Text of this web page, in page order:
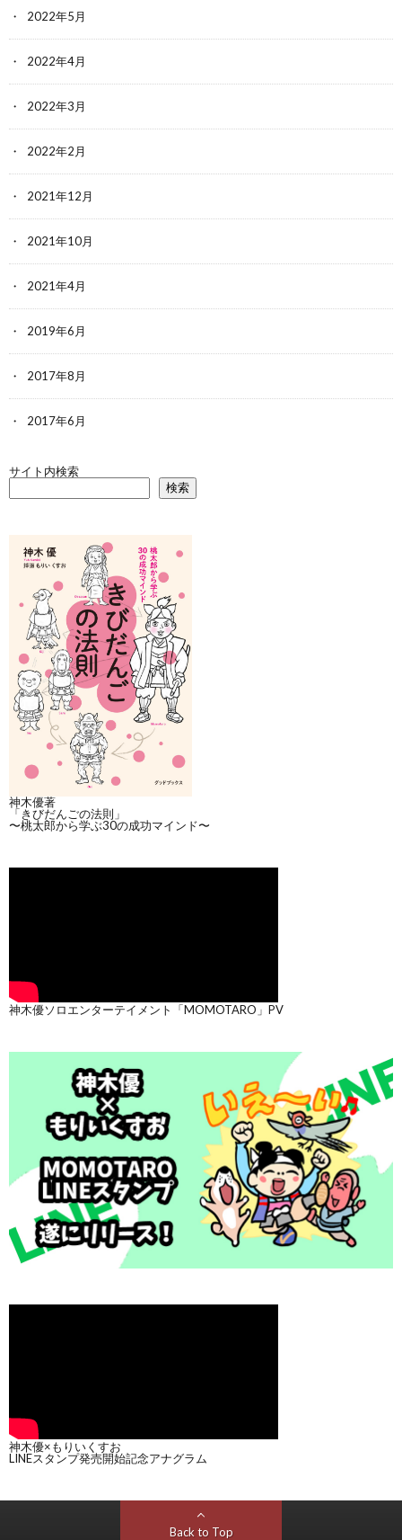
2022年5月
2022年4月
2022年3月
2022年2月
2021年12月
2021年10月
2021年4月
2019年6月
2017年8月
2017年6月
サイト内検索
検索
神木優著
「きびだんごの法則」
〜桃太郎から学ぶ30の成功マインド〜
神木優ソロエンターテイメント「MOMOTARO」PV
神木優×もりいくすお
LINEスタンプ発売開始記念アナグラム
Back to Top